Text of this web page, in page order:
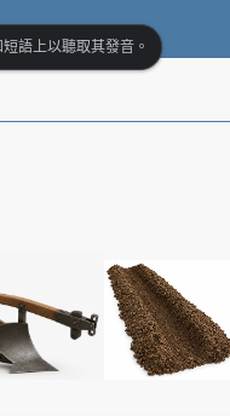
語上以聽取其發音。